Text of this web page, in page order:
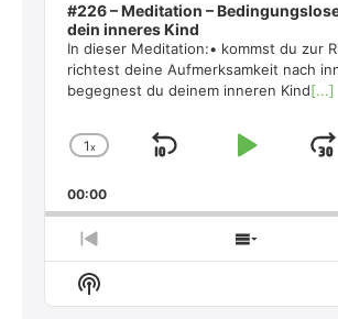
#226 – Meditation –
dein inneres Kind
In dieser Meditation:• kommst du zur
richtest deine Aufmerksamkeit nach
begegnest du deinem inneren Kind[...]
Change
Rate
1x
Skip
Play
00:00
Previous
Episode
Show
Episodes
Show
Podcast